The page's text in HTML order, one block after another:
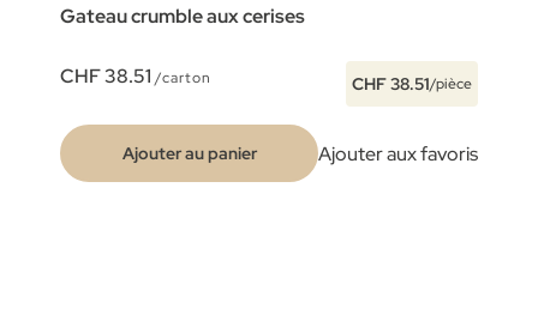
Gateau crumble aux cerises
CHF 38.51 /carton CHF 38.51/pièce
Ajouter au panier Ajouter aux favoris